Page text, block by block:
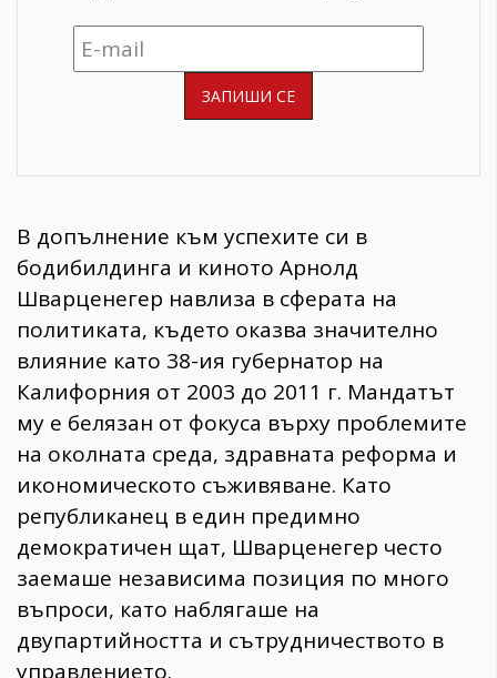
В допълнение към успехите си в
бодибилдинга и киното Арнолд
Шварценегер навлиза в сферата на
политиката, където оказва значително
влияние като 38-ия губернатор на
Калифорния от 2003 до 2011 г. Мандатът
му е белязан от фокуса върху проблемите
на околната среда, здравната реформа и
икономическото съживяване. Като
републиканец в един предимно
демократичен щат, Шварценегер често
заемаше независима позиция по много
въпроси, като наблягаше на
двупартийността и сътрудничеството в
управлението.